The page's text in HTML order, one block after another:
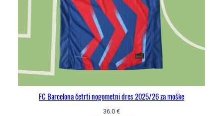
FC Barcelona četrti nogometni dres 2025/26 za moške
36.0 €